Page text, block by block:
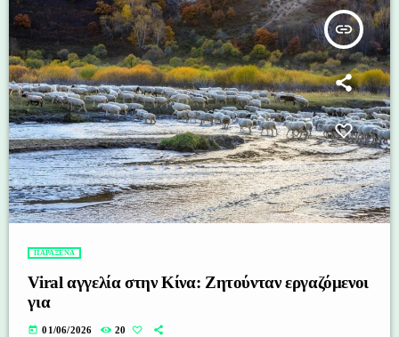
insert_link
ΠΑΡΑΞΕΝΑ
Viral αγγελία στην Κίνα: Ζητούνταν εργαζόμενοι
για
today 01/06/2026 20